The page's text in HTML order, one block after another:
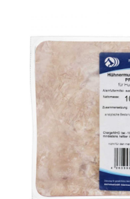
Snacks
Pakete